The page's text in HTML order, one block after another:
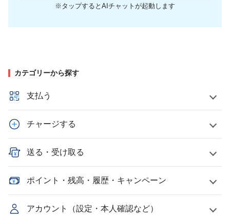
※タップするとAIチャットが起動します
カテゴリーから探す
支払う
チャージする
送る・受け取る
ポイント・残高・履歴・キャンペーン
アカウント（設定・本人確認など）